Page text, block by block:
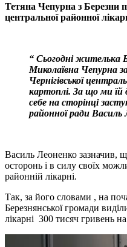
Тетяна Чепурна з Березни
центральної районної
“ Сьогодні жителька
Миколаївна Чепурна
Чернігівської
картоплі. За що ми їй
себе на сторінці
районної ради Василь
Василь Леоненко зазначив,
осторонь і в силу своїх
районній лікарні.
Так, за його словами , на
Березнянської громади
лікарні 300 тисяч гривень